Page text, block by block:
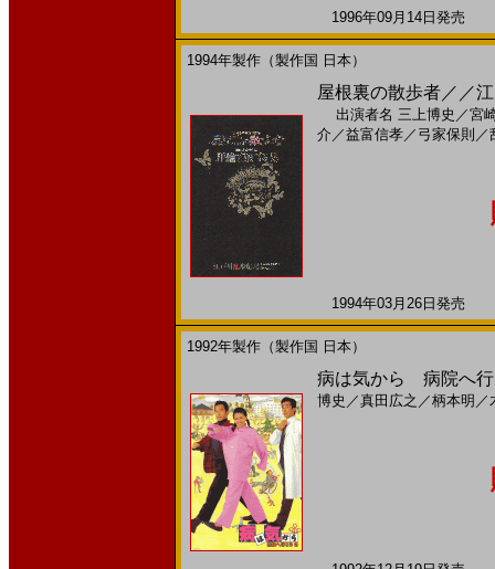
1996年09月14日発売
1994年製作（製作国 日本）
屋根裏の散歩者／／
出演者名 三上博史 ／宮
介 ／益富信孝／ 弓家保則 ／
1994年03月26日発売
1992年製作（製作国 日本）
病は気から 病院へ行
博史 ／真田広之 ／柄本明 ／